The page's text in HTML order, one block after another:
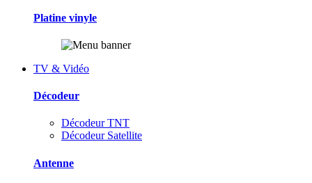
Platine vinyle
TV & Vidéo
Décodeur
Décodeur TNT
Décodeur Satellite
Antenne